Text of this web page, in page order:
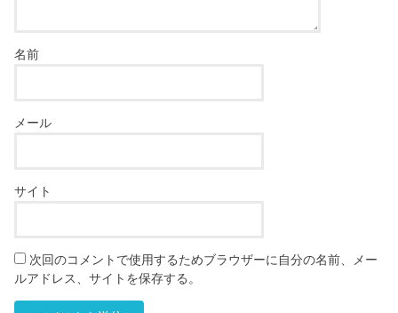
名前
メール
サイト
次回のコメントで使用するためブラウザーに自分の名前、メー
ルアドレス、サイトを保存する。